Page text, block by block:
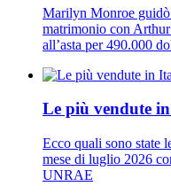
Marilyn Monroe
matrimonio con
all’asta per 490.000
Le più vendute
Ecco quali sono state
mese di luglio 2026
UNRAE